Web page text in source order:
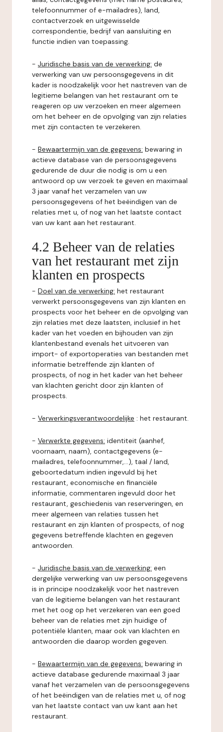
telefoonnummer of e-mailadres), land,
contactverzoek en uitgewisselde
correspondentie, bedrijf van aansluiting en
functie indien van toepassing.
- Juridische basis van de verwerking: de
verwerking van uw persoonsgegevens in dit
kader is noodzakelijk voor het nastreven van de
legitieme belangen van het restaurant om te
reageren op uw verzoeken en meer algemeen
om het beheer en de opvolging van zijn relaties
met zijn contacten te verzekeren.
- Bewaartermijn van de gegevens: bewaring in
actieve database van de persoonsgegevens
gedurende de duur die nodig is om u een
antwoord op uw verzoek te geven en maximaal
3 jaar vanaf het verzamelen van uw
persoonsgegevens of het beëindigen van de
relaties met u, of nog van het laatste contact
van uw kant aan het restaurant.
4.2 Beheer van de relaties
van het restaurant met zijn
klanten en prospects
- Doel van de verwerking: het restaurant
verwerkt persoonsgegevens van zijn klanten en
prospects voor het beheer en de opvolging van
zijn relaties met deze laatsten, inclusief in het
kader van het voeden en bijhouden van zijn
klantenbestand evenals het uitvoeren van
import- of exportoperaties van bestanden met
informatie betreffende zijn klanten of
prospects, of nog in het kader van het beheer
van klachten gericht door zijn klanten of
prospects.
- Verwerkingsverantwoordelijke : het restaurant.
- Verwerkte gegevens: identiteit (aanhef,
voornaam, naam), contactgegevens (e-
mailadres, telefoonnummer,...), taal / land,
geboortedatum indien ingevuld bij het
restaurant, economische en financiële
informatie, commentaren ingevuld door het
restaurant, geschiedenis van reserveringen, en
meer algemeen van relaties tussen het
restaurant en zijn klanten of prospects, of nog
gegevens betreffende klachten en gegeven
antwoorden.
- Juridische basis van de verwerking: een
dergelijke verwerking van uw persoonsgegevens
is in principe noodzakelijk voor het nastreven
van de legitieme belangen van het restaurant
met het oog op het verzekeren van een goed
beheer van de relaties met zijn huidige of
potentiële klanten, maar ook van klachten en
antwoorden die daarop worden gegeven.
- Bewaartermijn van de gegevens: bewaring in
actieve database gedurende maximaal 3 jaar
vanaf het verzamelen van de persoonsgegevens
of het beëindigen van de relaties met u, of nog
van het laatste contact van uw kant aan het
restaurant.